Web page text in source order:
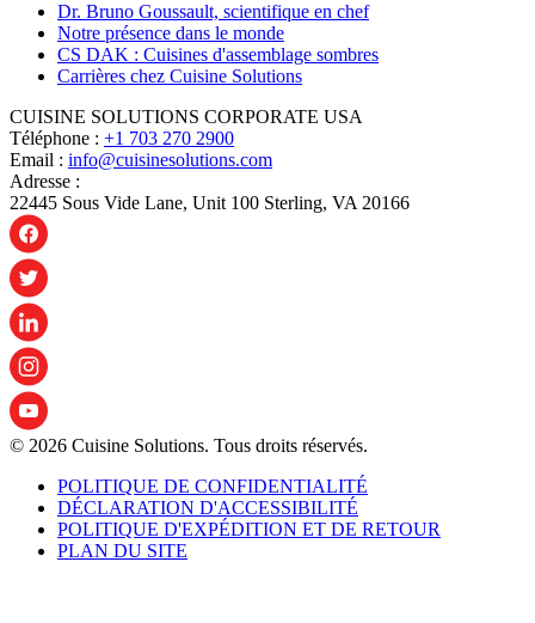
Dr. Bruno Goussault, scientifique en chef
Notre présence dans le monde
CS DAK : Cuisines d'assemblage sombres
Carrières chez Cuisine Solutions
CUISINE SOLUTIONS CORPORATE USA
Téléphone : +1 703 270 2900
Email : info@cuisinesolutions.com
Adresse :
22445 Sous Vide Lane, Unit 100 Sterling, VA 20166
© 2026 Cuisine Solutions. Tous droits réservés.
POLITIQUE DE CONFIDENTIALITÉ
DÉCLARATION D'ACCESSIBILITÉ
POLITIQUE D'EXPÉDITION ET DE RETOUR
PLAN DU SITE